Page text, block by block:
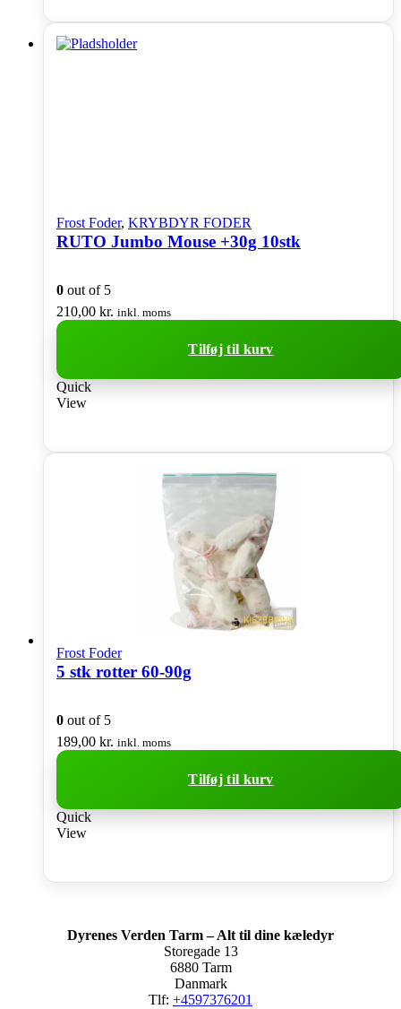
Frost Foder, KRYBDYR FODER
RUTO Jumbo Mouse +30g 10stk
0 out of 5
210,00 kr. inkl. moms
Tilføj til kurv
Quick
View
Frost Foder
5 stk rotter 60-90g
0 out of 5
189,00 kr. inkl. moms
Tilføj til kurv
Quick
View
Dyrenes Verden Tarm – Alt til dine kæledyr
Storegade 13
6880 Tarm
Danmark
Tlf: +4597376201